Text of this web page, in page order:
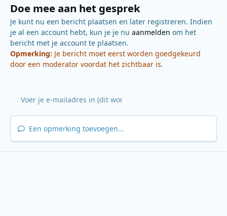
Doe mee aan het gesprek
Je kunt nu een bericht plaatsen en later registreren. Indien
je al een account hebt, kun je je nu aanmelden om het
bericht met je account te plaatsen.
Opmerking: Je bericht moet eerst worden goedgekeurd
door een moderator voordat het zichtbaar is.
Een opmerking toevoegen...